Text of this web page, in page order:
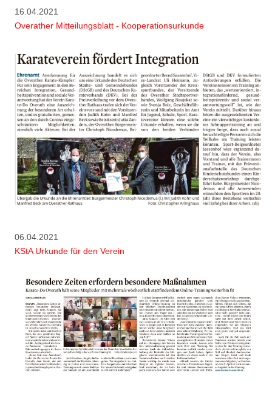
16.04.2021
Overather Mitteilungsblatt - Kooperationsurkunde
06.04.2021
KStA Urkunde für den Verein